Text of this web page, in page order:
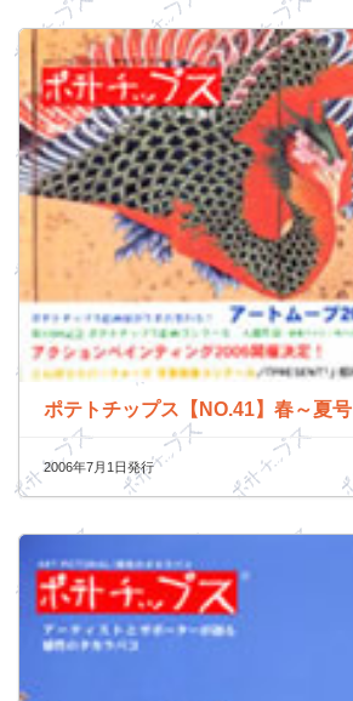
ポテトチップス【NO.41】春～夏号
2006年7月1日発行